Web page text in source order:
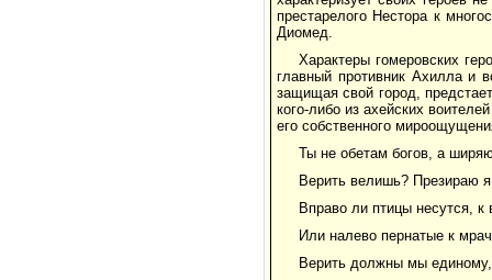
престарелого Нестора к
Диомед.
Характеры гомеровских
главный противник Ахилла и
защищая свой город,
кого-либо из ахейских
его собственного
Ты не обетам богов, а
Верить велишь? Презираю
Вправо ли птицы несутся,
Или налево пернатые к
Верить должны мы